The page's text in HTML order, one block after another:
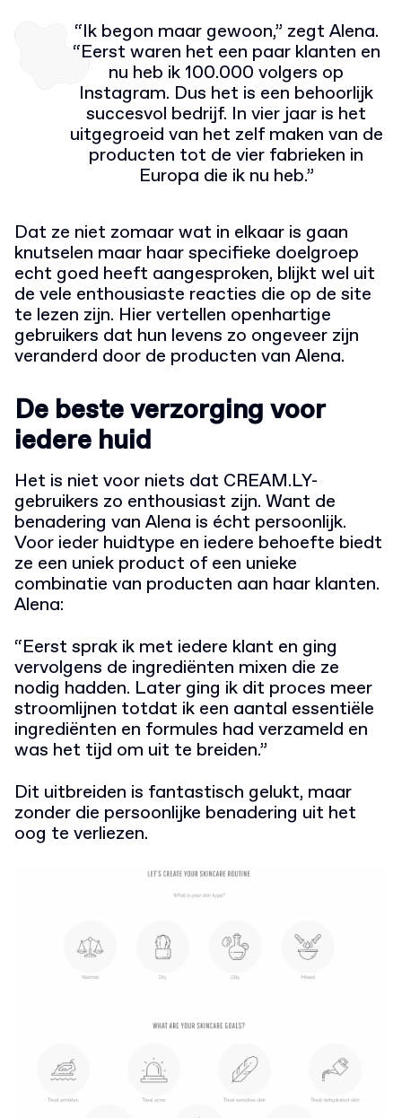
“Ik begon maar gewoon,” zegt Alena.
“Eerst waren het een paar klanten en
nu heb ik 100.000 volgers op
Instagram. Dus het is een behoorlijk
succesvol bedrijf. In vier jaar is het
uitgegroeid van het zelf maken van de
producten tot de vier fabrieken in
Europa die ik nu heb.”
Dat ze niet zomaar wat in elkaar is gaan
knutselen maar haar specifieke doelgroep
echt goed heeft aangesproken, blijkt wel uit
de vele enthousiaste reacties die op de site
te lezen zijn. Hier vertellen openhartige
gebruikers dat hun levens zo ongeveer zijn
veranderd door de producten van Alena.
De beste verzorging voor
iedere huid
Het is niet voor niets dat CREAM.LY-
gebruikers zo enthousiast zijn. Want de
benadering van Alena is écht persoonlijk.
Voor ieder huidtype en iedere behoefte biedt
ze een uniek product of een unieke
combinatie van producten aan haar klanten.
Alena:
“Eerst sprak ik met iedere klant en ging
vervolgens de ingrediënten mixen die ze
nodig hadden. Later ging ik dit proces meer
stroomlijnen totdat ik een aantal essentiële
ingrediënten en formules had verzameld en
was het tijd om uit te breiden.”
Dit uitbreiden is fantastisch gelukt, maar
zonder die persoonlijke benadering uit het
oog te verliezen.